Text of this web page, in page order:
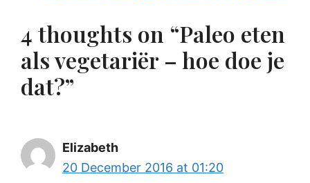
4 thoughts on “Paleo eten
als vegetariër – hoe doe je
dat?”
Elizabeth
20 December 2016 at 01:20